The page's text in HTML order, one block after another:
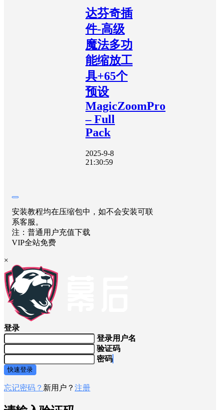
达芬奇插
件-高级
魔法多功
能缩放工
具+65个
预设
MagicZoomPro
– Full
Pack
2025-9-8
21:30:59
安装教程均在压缩包中，如不会安装可联
系客服。
注：普通用户充值下载
VIP全站免费
×
登录
登录用户名
验证码
密码
快速登录
忘记密码？ 新用户？ 注册